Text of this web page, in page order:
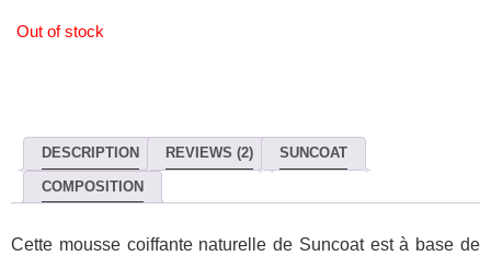
Out of stock
DESCRIPTION REVIEWS (2) SUNCOAT
COMPOSITION
Cette mousse coiffante naturelle de Suncoat est à base de